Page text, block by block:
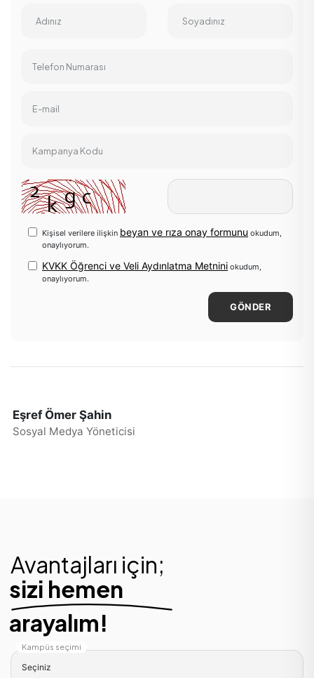
Adınız Soyadınız
Telefon Numarası
E-mail
Kampanya Kodu
Kişisel verilere ilişkin beyan ve rıza onay formunu okudum,
onaylıyorum.
KVKK Öğrenci ve Veli Aydınlatma Metnini okudum,
onaylıyorum.
GÖNDER
Eşref Ömer Şahin
Sosyal Medya Yöneticisi
Avantajları için;
sizi hemen
arayalım!
Kampüs seçimi